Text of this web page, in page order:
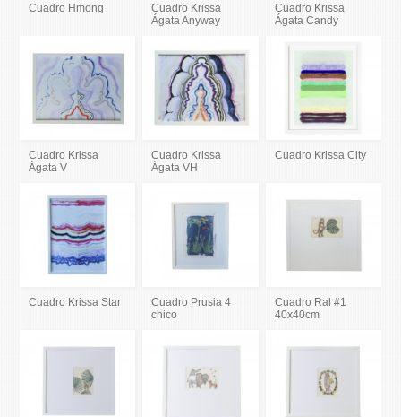
Cuadro Hmong
Cuadro Krissa
Ágata Anyway
Cuadro Krissa
Ágata Candy
Cuadro Krissa
Ágata V
Cuadro Krissa
Ágata VH
Cuadro Krissa City
Cuadro Krissa Star
Cuadro Prusia 4
chico
Cuadro Ral #1
40x40cm